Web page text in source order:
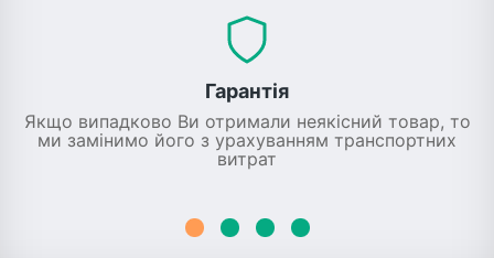
Гарантія
Якщо випадково Ви отримали неякісний товар, то
ми замінимо його з урахуванням транспортних
витрат